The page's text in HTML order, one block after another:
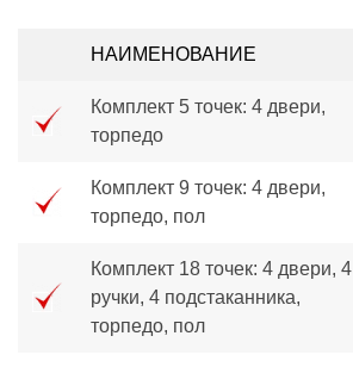
НАИМЕНОВАНИЕ
Комплект 5 точек: 4 двери,
торпедо
Комплект 9 точек: 4 двери,
торпедо, пол
Комплект 18 точек: 4 двери, 4
ручки, 4 подстаканника,
торпедо, пол